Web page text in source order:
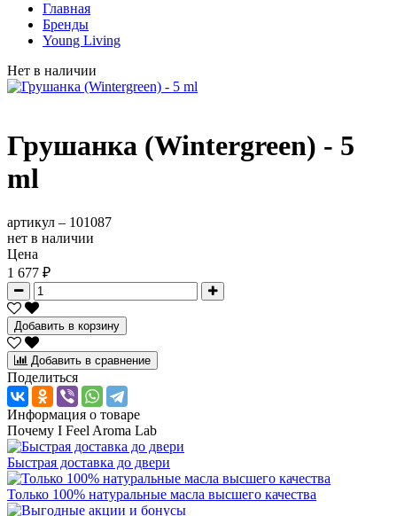
Главная
Бренды
Young Living
Нет в наличии
Грушанка (Wintergreen) - 5
ml
артикул – 101087
нет в наличии
Цена
1 677 ₽
Добавить в корзину
Добавить в сравнение
Поделиться
Информация о товаре
Почему I Feel Aroma Lab
Быстрая доставка до двери
Только 100% натуральные масла высшего качества